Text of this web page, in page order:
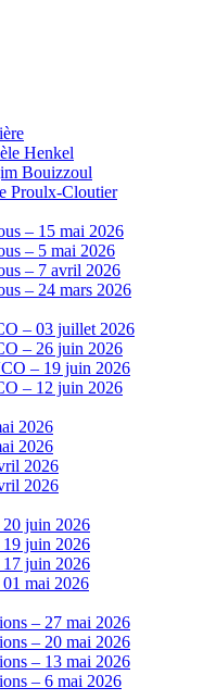
Henkel
Bouizzoul
Proulx-Cloutier
– 15 mai 2026
– 5 mai 2026
– 7 avril 2026
– 24 mars 2026
– 03 juillet 2026
– 26 juin 2026
– 19 juin 2026
– 12 juin 2026
2026
2026
2026
2026
juin 2026
juin 2026
juin 2026
mai 2026
– 27 mai 2026
– 20 mai 2026
– 13 mai 2026
– 6 mai 2026